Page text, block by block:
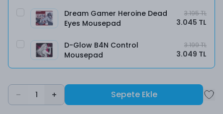
Dream Gamer Heroine Dead
Eyes Mousepad
3.195 TL
3.045 TL
D-Glow B4N Control
Mousepad
3.199 TL
3.049 TL
1 Sepete Ekle